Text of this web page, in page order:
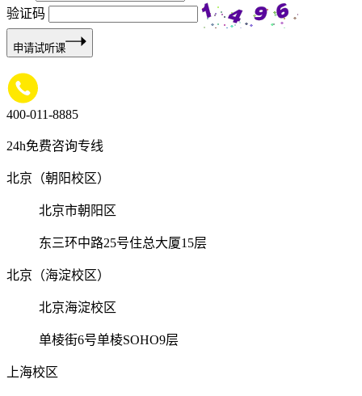
验证码
申请试听课
400-011-8885
24h免费咨询专线
北京（朝阳校区）
北京市朝阳区
东三环中路25号住总大厦15层
北京（海淀校区）
北京海淀校区
单棱街6号单棱SOHO9层
上海校区